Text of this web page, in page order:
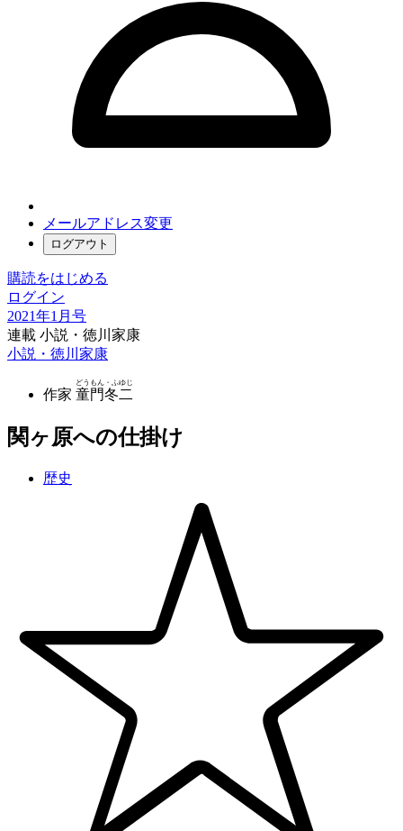
メールアドレス変更
ログアウト
購読をはじめる
ログイン
2021年1月号
連載 小説・徳川家康
小説・徳川家康
作家 童門冬二
どうもん・ふゆじ
関ヶ原への仕掛け
歴史